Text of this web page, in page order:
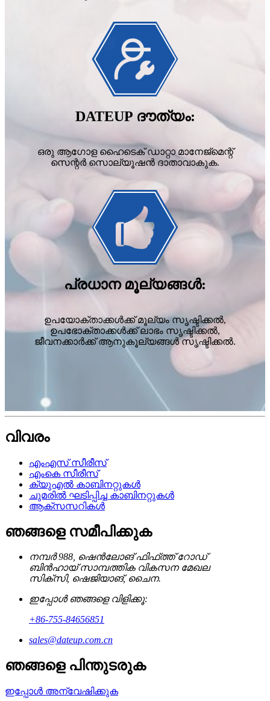
DATEUP ദൗത്യം:
ഒരു ആഗോള ഹൈടെക് ഡാറ്റാ മാനേജ്‌മെന്റ്
സെന്റർ സൊല്യൂഷൻ ദാതാവാകുക.
പ്രധാന മൂല്യങ്ങൾ:
ഉപയോക്താക്കൾക്ക് മൂല്യം സൃഷ്ടിക്കൽ,
ഉപഭോക്താക്കൾക്ക് ലാഭം സൃഷ്ടിക്കൽ,
ജീവനക്കാർക്ക് ആനുകൂല്യങ്ങൾ സൃഷ്ടിക്കൽ.
വിവരം
എംഎസ് സീരീസ്
എംകെ സീരീസ്
ക്യുഎൽ കാബിനറ്റുകൾ
ചുമരിൽ ഘടിപ്പിച്ച കാബിനറ്റുകൾ
ആക്‌സസറികൾ
ഞങ്ങളെ സമീപിക്കുക
നമ്പർ 988, ഷെൻലോങ് ഫിഫ്ത്ത് റോഡ്
ബിൻഹായ് സാമ്പത്തിക വികസന മേഖല
സിക്സി, ഷെജിയാങ്, ചൈന.
ഇപ്പോൾ ഞങ്ങളെ വിളിക്കൂ:
+86-755-84656851
sales@dateup.com.cn
ഞങ്ങളെ പിന്തുടരുക
ഇപ്പോൾ അന്വേഷിക്കുക